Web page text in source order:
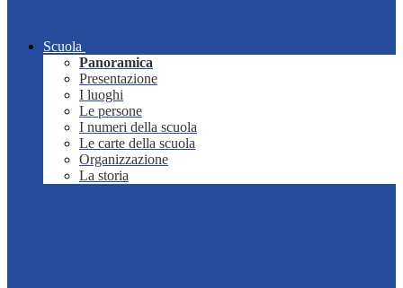
Scuola
Panoramica
Presentazione
I luoghi
Le persone
I numeri della scuola
Le carte della scuola
Organizzazione
La storia